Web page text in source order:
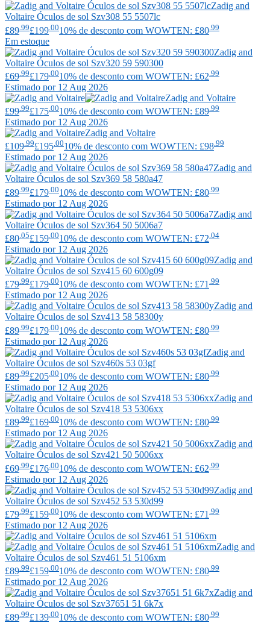
Zadig and
Voltaire Óculos de sol Szv308 55 5507lc
£89 .99£199 .0010% de desconto com WOWTEN: £80 .99
Em estoque
Zadig and
Voltaire Óculos de sol Szv320 59 590300
£69 .99£179 .0010% de desconto com WOWTEN: £62 .99
Estimado por 12 Aug 2026
Zadig and Voltaire
£99 .99£175 .0010% de desconto com WOWTEN: £89 .99
Estimado por 12 Aug 2026
Zadig and Voltaire
£109.99£195.0010% de desconto com WOWTEN: £98.99
Estimado por 12 Aug 2026
Zadig and
Voltaire Óculos de sol Szv369 58 580a47
£89 .99£179 .0010% de desconto com WOWTEN: £80 .99
Estimado por 12 Aug 2026
Zadig and
Voltaire Óculos de sol Szv364 50 5006a7
£80 .05£159 .0010% de desconto com WOWTEN: £72 .04
Estimado por 12 Aug 2026
Zadig and
Voltaire Óculos de sol Szv415 60 600g09
£79.99£179.0010% de desconto com WOWTEN: £71.99
Estimado por 12 Aug 2026
Zadig and
Voltaire Óculos de sol Szv413 58 58300y
£89 .99£179 .0010% de desconto com WOWTEN: £80 .99
Estimado por 12 Aug 2026
Zadig and
Voltaire Óculos de sol Szv460s 53 03gf
£89 .99£205 .0010% de desconto com WOWTEN: £80 .99
Estimado por 12 Aug 2026
Zadig and
Voltaire Óculos de sol Szv418 53 5306xx
£89.99£169.0010% de desconto com WOWTEN: £80.99
Estimado por 12 Aug 2026
Zadig and
Voltaire Óculos de sol Szv421 50 5006xx
£69 .99£176 .0010% de desconto com WOWTEN: £62 .99
Estimado por 12 Aug 2026
Zadig and
Voltaire Óculos de sol Szv452 53 530d99
£79 .99£159 .0010% de desconto com WOWTEN: £71 .99
Estimado por 12 Aug 2026
Zadig and
Voltaire Óculos de sol Szv461 51 5106xm
£89.99£159.0010% de desconto com WOWTEN: £80.99
Estimado por 12 Aug 2026
Zadig and
Voltaire Óculos de sol Szv37651 51 6k7x
£89 .99£139 .0010% de desconto com WOWTEN: £80 .99